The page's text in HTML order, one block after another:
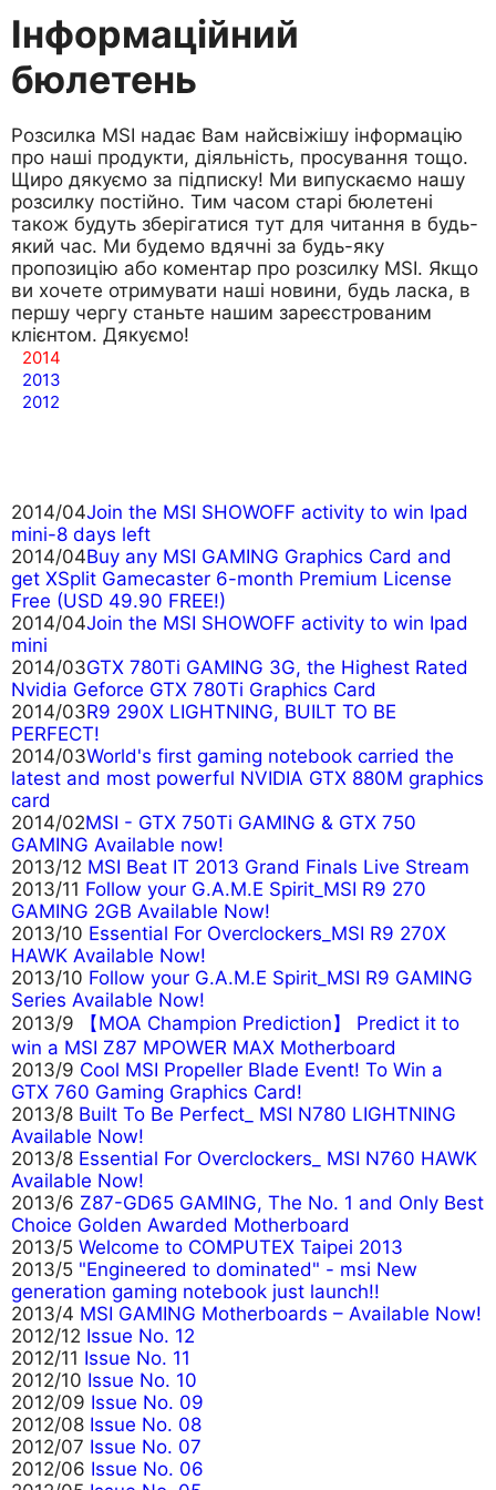
Інформаційний
бюлетень
Розсилка MSI надає Вам найсвіжішу інформацію
про наші продукти, діяльність, просування тощо.
Щиро дякуємо за підписку! Ми випускаємо нашу
розсилку постійно. Тим часом старі бюлетені
також будуть зберігатися тут для читання в будь-
який час. Ми будемо вдячні за будь-яку
пропозицію або коментар про розсилку MSI. Якщо
ви хочете отримувати наші новини, будь ласка, в
першу чергу станьте нашим зареєстрованим
клієнтом. Дякуємо!
2014
2013
2012
2014/04Join the MSI SHOWOFF activity to win Ipad
mini-8 days left
2014/04Buy any MSI GAMING Graphics Card and
get XSplit Gamecaster 6-month Premium License
Free (USD 49.90 FREE!)
2014/04Join the MSI SHOWOFF activity to win Ipad
mini
2014/03GTX 780Ti GAMING 3G, the Highest Rated
Nvidia Geforce GTX 780Ti Graphics Card
2014/03R9 290X LIGHTNING, BUILT TO BE
PERFECT!
2014/03World's first gaming notebook carried the
latest and most powerful NVIDIA GTX 880M graphics
card
2014/02MSI - GTX 750Ti GAMING & GTX 750
GAMING Available now!
2013/12 MSI Beat IT 2013 Grand Finals Live Stream
2013/11 Follow your G.A.M.E Spirit_MSI R9 270
GAMING 2GB Available Now!
2013/10 Essential For Overclockers_MSI R9 270X
HAWK Available Now!
2013/10 Follow your G.A.M.E Spirit_MSI R9 GAMING
Series Available Now!
2013/9
【MOA Champion Prediction】 Predict it to
win a MSI Z87 MPOWER MAX Motherboard
2013/9 Cool MSI Propeller Blade Event! To Win a
GTX 760 Gaming Graphics Card!
2013/8 Built To Be Perfect_ MSI N780 LIGHTNING
Available Now!
2013/8 Essential For Overclockers_ MSI N760 HAWK
Available Now!
2013/6 Z87-GD65 GAMING, The No. 1 and Only Best
Choice Golden Awarded Motherboard
2013/5 Welcome to COMPUTEX Taipei 2013
2013/5 "Engineered to dominated" - msi New
generation gaming notebook just launch!!
2013/4 MSI GAMING Motherboards – Available Now!
2012/12 Issue No. 12
2012/11 Issue No. 11
2012/10 Issue No. 10
2012/09 Issue No. 09
2012/08 Issue No. 08
2012/07 Issue No. 07
2012/06 Issue No. 06